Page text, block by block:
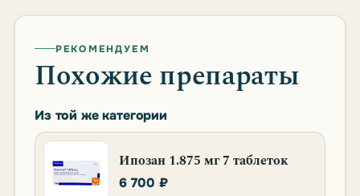
РЕКОМЕНДУЕМ
Похожие препараты
Из той же категории
Ипозан 1.875 мг 7 таблеток
6 700 ₽